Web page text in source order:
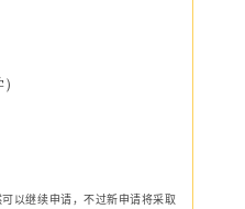
可以继续申请，不过新申请将采取